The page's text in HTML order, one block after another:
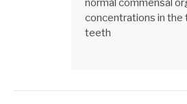
normal commensal
concentrations in the
teeth